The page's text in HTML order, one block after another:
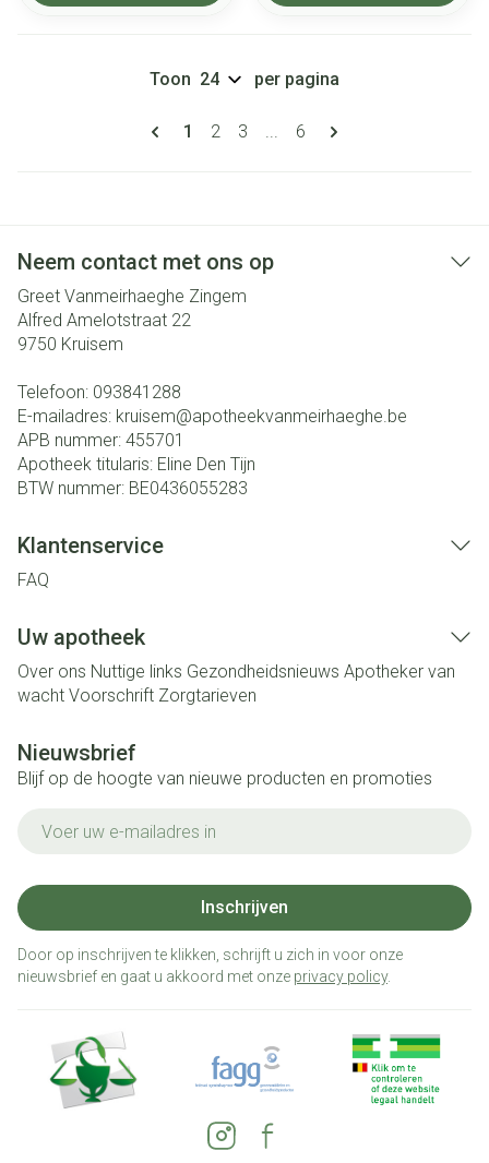
Pagina's
U lees momenteel pagina
1 Pagina
2 Pagina
3 ... Pagina
6
Toon per pagina
Neem contact met ons op
Greet Vanmeirhaeghe Zingem
Alfred Amelotstraat 22
9750 Kruisem
Telefoon: 093841288
E-mailadres: kruisem@apotheekvanmeirhaeghe.be
APB nummer: 455701
Apotheek titularis: Eline Den Tijn
BTW nummer: BE0436055283
Klantenservice
FAQ
Uw apotheek
Over ons Nuttige links Gezondheidsnieuws Apotheker van
wacht Voorschrift Zorgtarieven
Nieuwsbrief
Blijf op de hoogte van nieuwe producten en promoties
Inschrijven
Door op inschrijven te klikken, schrijft u zich in voor onze
nieuwsbrief en gaat u akkoord met onze privacy policy.